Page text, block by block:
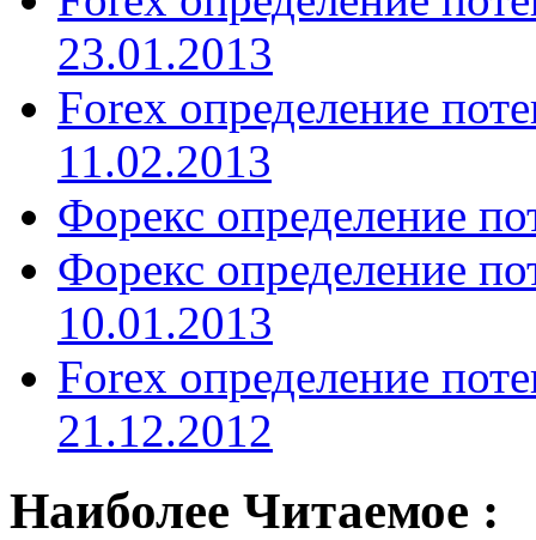
23.01.2013
Forex определение
11.02.2013
Форекс определение
Форекс определение
10.01.2013
Forex определение
21.12.2012
Наиболее Читаемое :